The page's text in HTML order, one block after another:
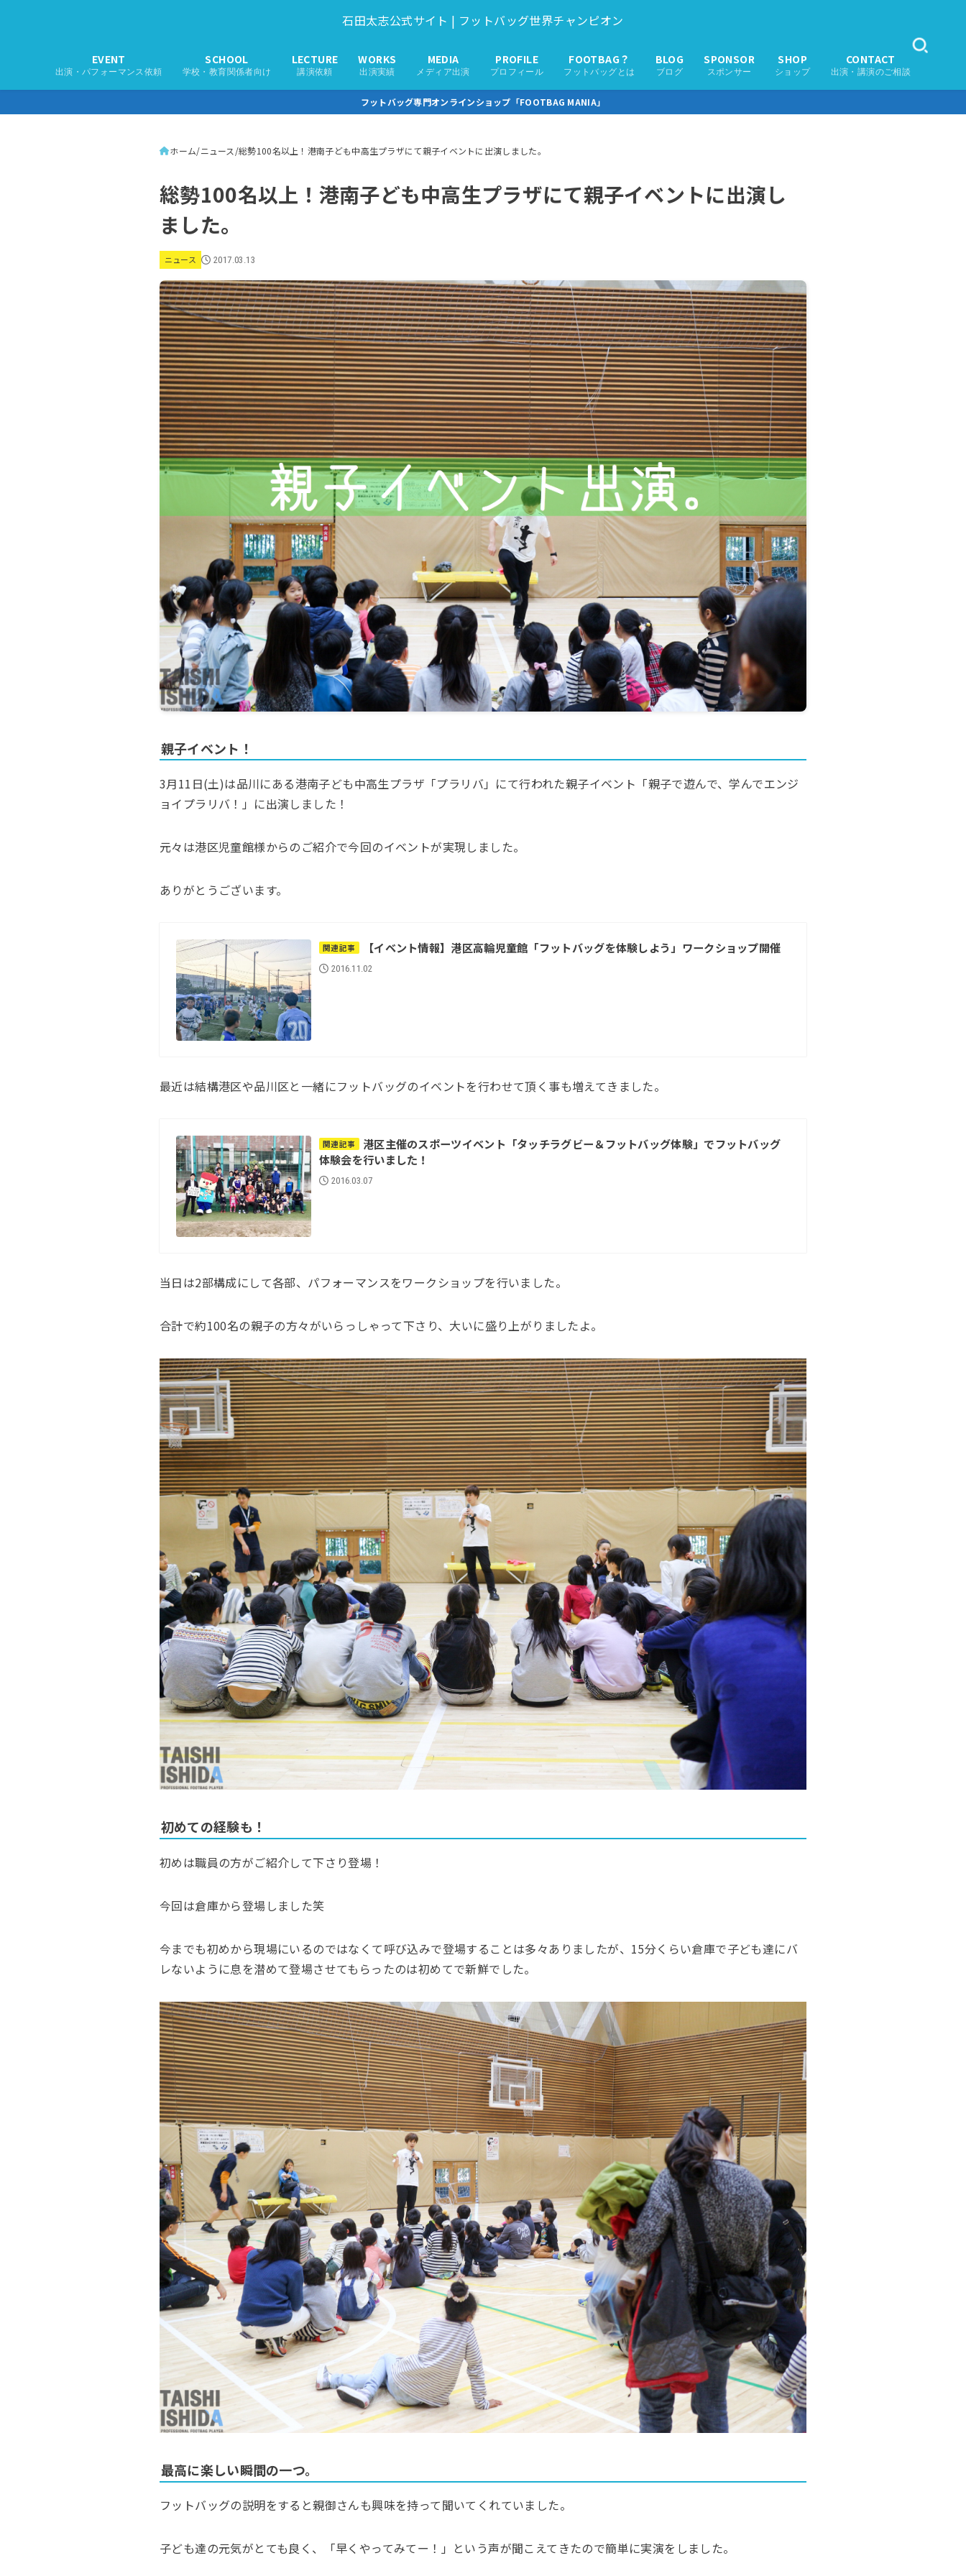
石田太志公式サイト | フットバッグ世界チャンピオン
EVENT
出演・パフォーマンス依頼
SCHOOL
学校・教育関係者向け
LECTURE
講演依頼
WORKS
出演実績
MEDIA
メディア出演
PROFILE
プロフィール
FOOTBAG？
フットバッグとは
BLOG
ブログ
SPONSOR
スポンサー
SHOP
ショップ
CONTACT
出演・講演のご相談
フットバッグ専門オンラインショップ「FOOTBAG MANIA」
ホーム ニュース 総勢100名以上！港南子ども中高生プラザにて親子イベントに出演しました。
総勢100名以上！港南子ども中高生プラザにて親子イベントに出演し
ました。
ニュース 2017.03.13
親子イベント！
3月11日(土)は品川にある港南子ども中高生プラザ「プラリバ」にて行われた親子イベント「親子で遊んで、学んでエンジ
ョイプラリバ！」に出演しました！
元々は港区児童館様からのご紹介で今回のイベントが実現しました。
ありがとうございます。
関連記事 【イベント情報】港区高輪児童館「フットバッグを体験しよう」ワークショップ開催
2016.11.02
最近は結構港区や品川区と一緒にフットバッグのイベントを行わせて頂く事も増えてきました。
関連記事
港区主催のスポーツイベント「タッチラグビー＆フットバッグ体験」でフットバッグ
体験会を行いました！
2016.03.07
当日は2部構成にして各部、パフォーマンスをワークショップを行いました。
合計で約100名の親子の方々がいらっしゃって下さり、大いに盛り上がりましたよ。
初めての経験も！
初めは職員の方がご紹介して下さり登場！
今回は倉庫から登場しました笑
今までも初めから現場にいるのではなくて呼び込みで登場することは多々ありましたが、15分くらい倉庫で子ども達にバ
レないように息を潜めて登場させてもらったのは初めてで新鮮でした。
最高に楽しい瞬間の一つ。
フットバッグの説明をすると親御さんも興味を持って聞いてくれていました。
子ども達の元気がとても良く、「早くやってみてー！」という声が聞こえてきたので簡単に実演をしました。